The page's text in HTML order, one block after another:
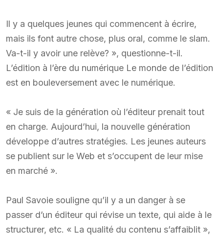
Il y a quelques jeunes qui commencent à écrire,
mais ils font autre chose, plus oral, comme le slam.
Va-t-il y avoir une relève? », questionne-t-il.
L’édition à l’ère du numérique Le monde de l’édition
est en bouleversement avec le numérique.
« Je suis de la génération où l’éditeur prenait tout
en charge. Aujourd’hui, la nouvelle génération
développe d’autres stratégies. Les jeunes auteurs
se publient sur le Web et s’occupent de leur mise
en marché ».
Paul Savoie souligne qu’il y a un danger à se
passer d’un éditeur qui révise un texte, qui aide à le
structurer, etc. « La qualité du contenu s’affaiblit »,